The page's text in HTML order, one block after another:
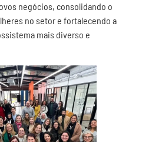
negócios, consolidando o
no setor e fortalecendo a
mais diverso e